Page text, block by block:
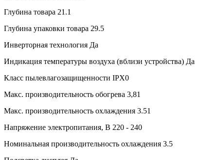
Глубина товара 21.1
Глубина упаковки товара 29.5
Инверторная технология Да
Индикация температуры воздуха (вблизи устройства) Да
Класс пылевлагозащищенности IPX0
Макс. производительность обогрева 3,81
Макс. производительность охлаждения 3.51
Напряжение электропитания, В 220 - 240
Номинальная производительность охлаждения 3.5